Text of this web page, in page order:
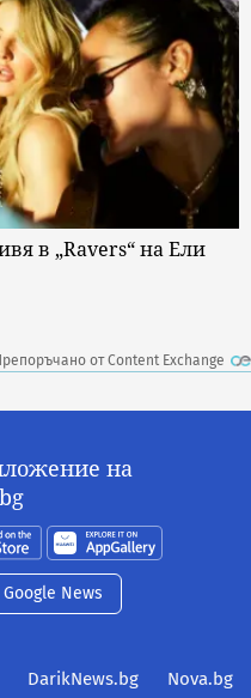
в „Ravers“ на Ели
от Content Exchange
на
News
DarikNews.bg
Nova.bg